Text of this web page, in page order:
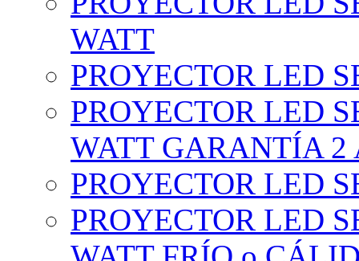
WATT
PROYECTOR LED
PROYECTOR LED
WATT GARANTÍA 2
PROYECTOR LED
PROYECTOR LED